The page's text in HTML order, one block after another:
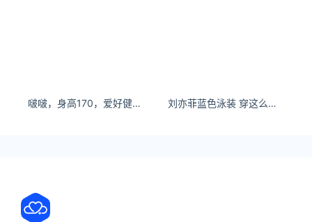
啵啵，身高170，爱好健身和游泳！ 刘亦菲蓝色泳装 穿这么少不多见